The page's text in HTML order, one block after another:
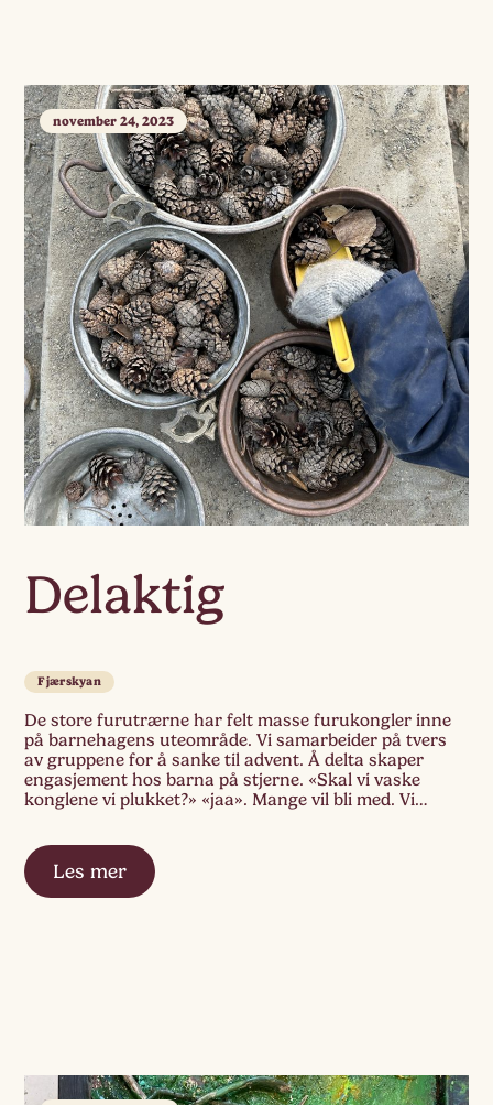
Delaktig
november 24, 2023
Fjærskyan
De store furutrærne har felt masse furukongler inne
på barnehagens uteområde. Vi samarbeider på tvers
av gruppene for å sanke til advent. Å delta skaper
engasjement hos barna på stjerne. «Skal vi vaske
konglene vi plukket?» «jaa». Mange vil bli med. Vi
Les mer